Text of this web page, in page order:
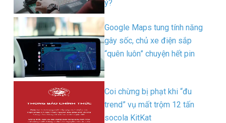
ý?
Google Maps tung tính năng
gây sốc, chủ xe điện sắp
“quên luôn” chuyện hết pin
Coi chừng bị phạt khi “đu
trend” vụ mất trộm 12 tấn
socola KitKat